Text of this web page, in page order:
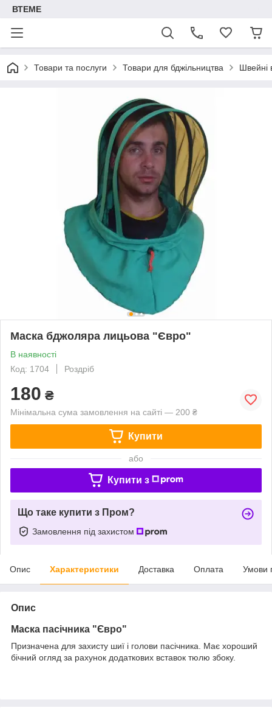
ВТЕМЕ
Товари та послуги Товари для бджільництва Швейні
Маска бджоляра лицьова "Євро"
В наявності
Код: 1704
Роздріб
180 ₴
Мінімальна сума замовлення на сайті — 200 ₴
Купити
або
Купити з
Що таке купити з Пром?
Замовлення під захистом
Опис Характеристики Доставка Оплата Умови
Опис
Маска пасічника "Євро"
Призначена для захисту шиї і голови пасічника. Має хороший
бічний огляд за рахунок додаткових вставок тюлю збоку.